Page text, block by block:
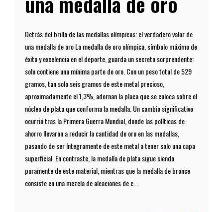
Detrás del brillo de las medallas olímpicas: el verdadero valor de
una medalla de oro La medalla de oro olímpica, símbolo máximo de
éxito y excelencia en el deporte, guarda un secreto sorprendente:
solo contiene una mínima parte de oro. Con un peso total de 529
gramos, tan solo seis gramos de este metal precioso,
aproximadamente el 1,3%, adornan la placa que se coloca sobre el
núcleo de plata que conforma la medalla. Un cambio significativo
ocurrió tras la Primera Guerra Mundial, donde las políticas de
ahorro llevaron a reducir la cantidad de oro en las medallas,
pasando de ser íntegramente de este metal a tener solo una capa
superficial. En contraste, la medalla de plata sigue siendo
puramente de este material, mientras que la medalla de bronce
consiste en una mezcla de aleaciones de c...